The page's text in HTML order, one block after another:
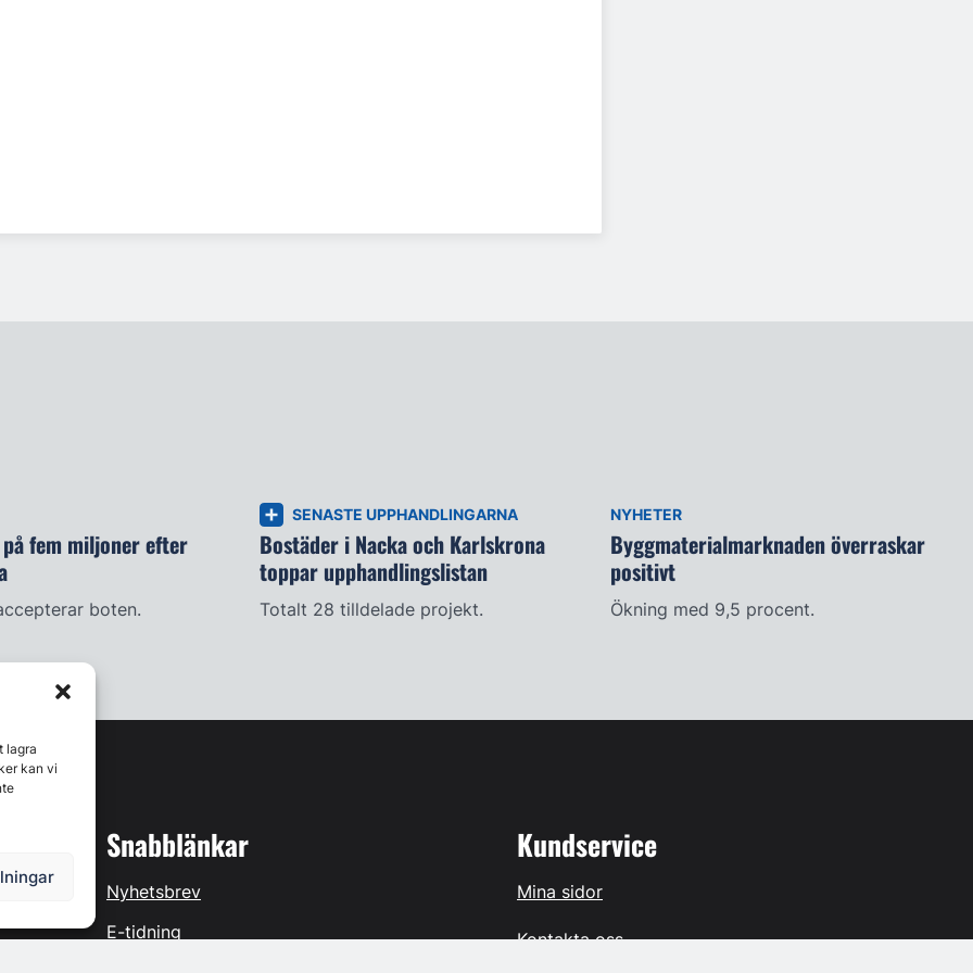
lagra
kan vi
på fem miljoner efter
boten.
SENASTE UPPHANDLINGARNA
Bostäder i Nacka och Karlskrona
toppar upphandlingslistan
Totalt 28 tilldelade projekt.
NYHETER
Byggmaterialmarknaden överraskar
positivt
Ökning med 9,5 procent.
Snabblänkar
Nyhetsbrev
E-tidning
Kundservice
Mina sidor
Kontakta oss